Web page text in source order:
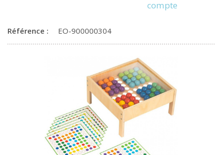
compte
Référence : EO-900000304